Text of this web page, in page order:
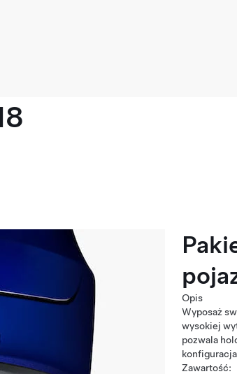
Opis
Wyposaż
wysokiej
pozwala
Zawartość: